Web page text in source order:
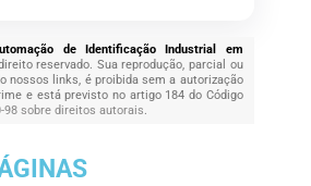
de Identificação Industrial em
reservado. Sua reprodução, parcial ou
nossos links, é proibida sem a autorização
e está previsto no artigo 184 do Código
98 sobre direitos autorais.